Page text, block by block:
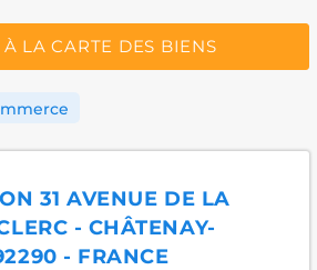
LA CARTE DES BIENS
31 AVENUE DE LA
- CHÂTENAY-
- FRANCE